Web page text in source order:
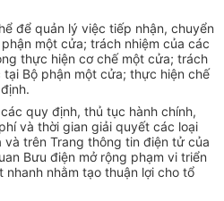
để quản lý việc tiếp nhận, chuyển
một cửa; trách nhiệm của các
thực hiện cơ chế một cửa; trách
Bộ phận một cửa; thực hiện chế
quy định, thủ tục hành chính,
và thời gian giải quyết các loại
trên Trang thông tin điện tử của
Bưu điện mở rộng phạm vi triển
nhằm tạo thuận lợi cho tổ